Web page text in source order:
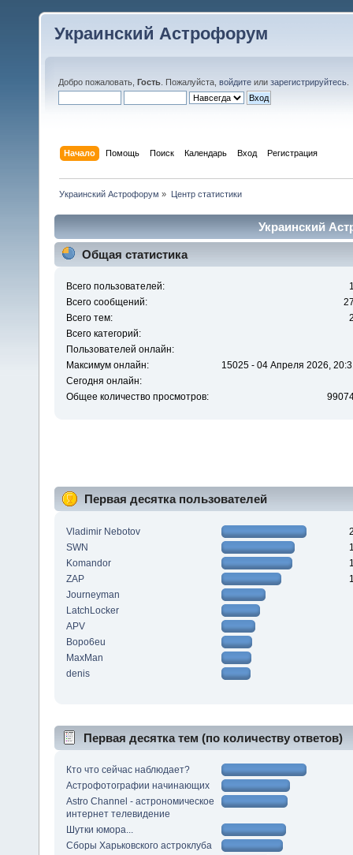
Украинский Астрофорум
Добро пожаловать, Гость . Пожалуйста, войдите или зарегистрируйтесь
Начало Помощь Поиск Календарь Вход Регистрация
Украинский Астрофорум » Центр статистики
Украинский
Общая статистика
Всего пользователей:
Всего сообщений:
Всего тем:
Всего категорий:
Пользователей онлайн:
Максимум онлайн:
15025 - 04 Апреля 2026,
Сегодня онлайн:
Общее количество просмотров:
Первая десятка пользователей
Vladimir Nebotov
SWN
Komandor
ZAP
Journeyman
LatchLocker
APV
Bopo6eu
MaxMan
denis
Первая десятка тем (по количеству ответов)
Кто что сейчас наблюдает?
Астрофотографии начинающих
Astro Channel - астрономическое
интернет телевидение
Шутки юмора...
Сборы Харьковского астроклуба